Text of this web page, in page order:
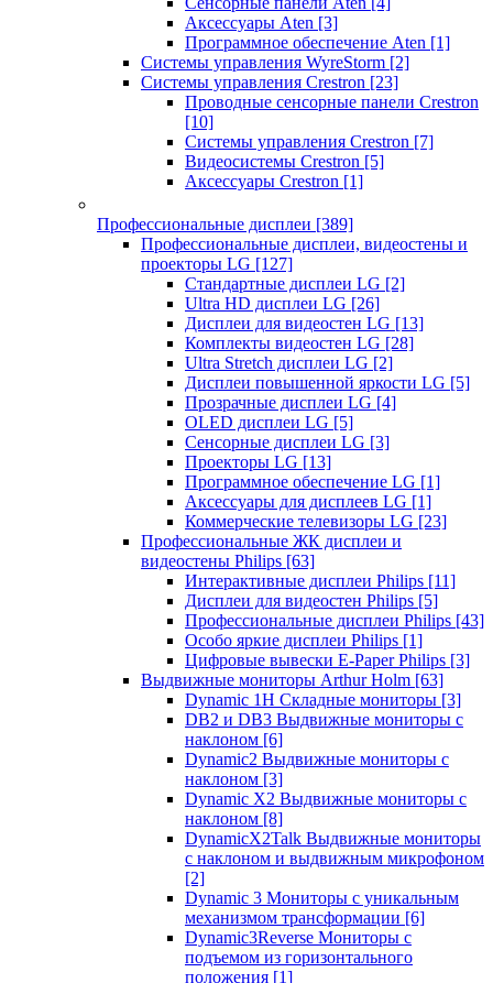
Аксессуары Aten [3]
Программное обеспечение Aten [1]
Системы управления WyreStorm [2]
Системы управления Crestron [23]
Проводные сенсорные панели Crestron
[10]
Системы управления Crestron [7]
Видеосистемы Crestron [5]
Аксессуары Crestron [1]
Профессиональные дисплеи [389]
Профессиональные дисплеи, видеостены и
проекторы LG [127]
Стандартные дисплеи LG [2]
Ultra HD дисплеи LG [26]
Дисплеи для видеостен LG [13]
Комплекты видеостен LG [28]
Ultra Stretch дисплеи LG [2]
Дисплеи повышенной яркости LG [5]
Прозрачные дисплеи LG [4]
OLED дисплеи LG [5]
Сенсорные дисплеи LG [3]
Проекторы LG [13]
Программное обеспечение LG [1]
Аксессуары для дисплеев LG [1]
Коммерческие телевизоры LG [23]
Профессиональные ЖК дисплеи и
видеостены Philips [63]
Интерактивные дисплеи Philips [11]
Дисплеи для видеостен Philips [5]
Профессиональные дисплеи Philips [43]
Особо яркие дисплеи Philips [1]
Цифровые вывески E-Paper Philips [3]
Выдвижные мониторы Arthur Holm [63]
Dynamic 1Н Складные мониторы [3]
DB2 и DB3 Выдвижные мониторы с
наклоном [6]
Dynamic2 Выдвижные мониторы с
наклоном [3]
Dynamic X2 Выдвижные мониторы с
наклоном [8]
DynamicX2Talk Выдвижные мониторы
с наклоном и выдвижным микрофоном
[2]
Dynamic 3 Мониторы с уникальным
механизмом трансформации [6]
Dynamic3Reverse Мониторы с
подъемом из горизонтального
положения [1]